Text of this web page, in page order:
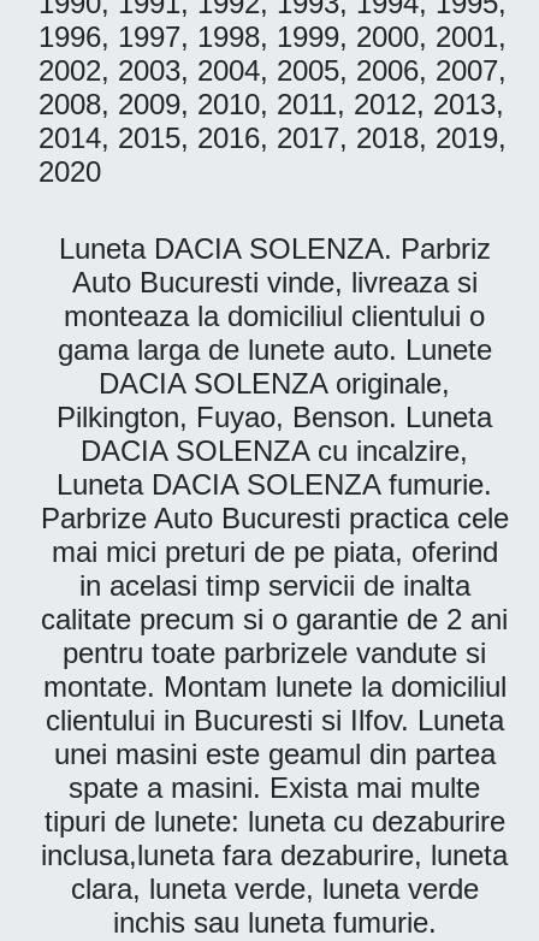
1996, 1997, 1998, 1999, 2000, 2001,
2002, 2003, 2004, 2005, 2006, 2007,
2008, 2009, 2010, 2011, 2012, 2013,
2014, 2015, 2016, 2017, 2018, 2019,
2020
Luneta DACIA SOLENZA. Parbriz
Auto Bucuresti vinde, livreaza si
monteaza la domiciliul clientului o
gama larga de lunete auto. Lunete
DACIA SOLENZA originale,
Pilkington, Fuyao, Benson. Luneta
DACIA SOLENZA cu incalzire,
Luneta DACIA SOLENZA fumurie.
Parbrize Auto Bucuresti practica cele
mai mici preturi de pe piata, oferind
in acelasi timp servicii de inalta
calitate precum si o garantie de 2 ani
pentru toate parbrizele vandute si
montate. Montam lunete la domiciliul
clientului in Bucuresti si Ilfov. Luneta
unei masini este geamul din partea
spate a masini. Exista mai multe
tipuri de lunete: luneta cu dezaburire
inclusa,luneta fara dezaburire, luneta
clara, luneta verde, luneta verde
inchis sau luneta fumurie.